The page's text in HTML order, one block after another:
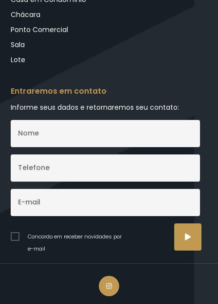
Chácara
Ponto Comercial
Sala
Lote
Entraremos em contato
Informe seus dados e retornaremos seu contato:
Concordo em receber novidades por
e-mail